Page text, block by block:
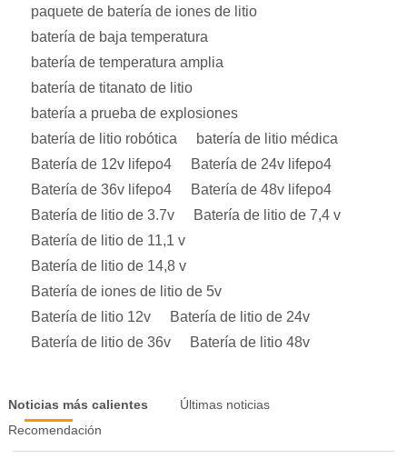
paquete de batería de iones de litio
batería de baja temperatura
batería de temperatura amplia
batería de titanato de litio
batería a prueba de explosiones
batería de litio robótica
batería de litio médica
Batería de 12v lifepo4
Batería de 24v lifepo4
Batería de 36v lifepo4
Batería de 48v lifepo4
Batería de litio de 3.7v
Batería de litio de 7,4 v
Batería de litio de 11,1 v
Batería de litio de 14,8 v
Batería de iones de litio de 5v
Batería de litio 12v
Batería de litio de 24v
Batería de litio de 36v
Batería de litio 48v
Noticias más calientes
Últimas noticias
Recomendación